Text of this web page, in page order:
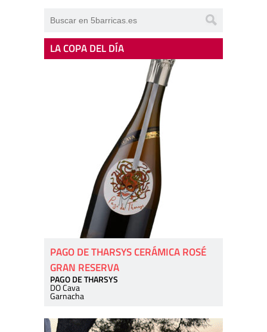
LA COPA DEL DÍA
PAGO DE THARSYS CERÁMICA ROSÉ
GRAN RESERVA
PAGO DE THARSYS
DO Cava
Garnacha